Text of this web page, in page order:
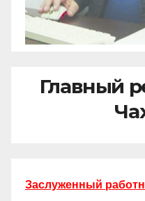
Главный
Заслуженный